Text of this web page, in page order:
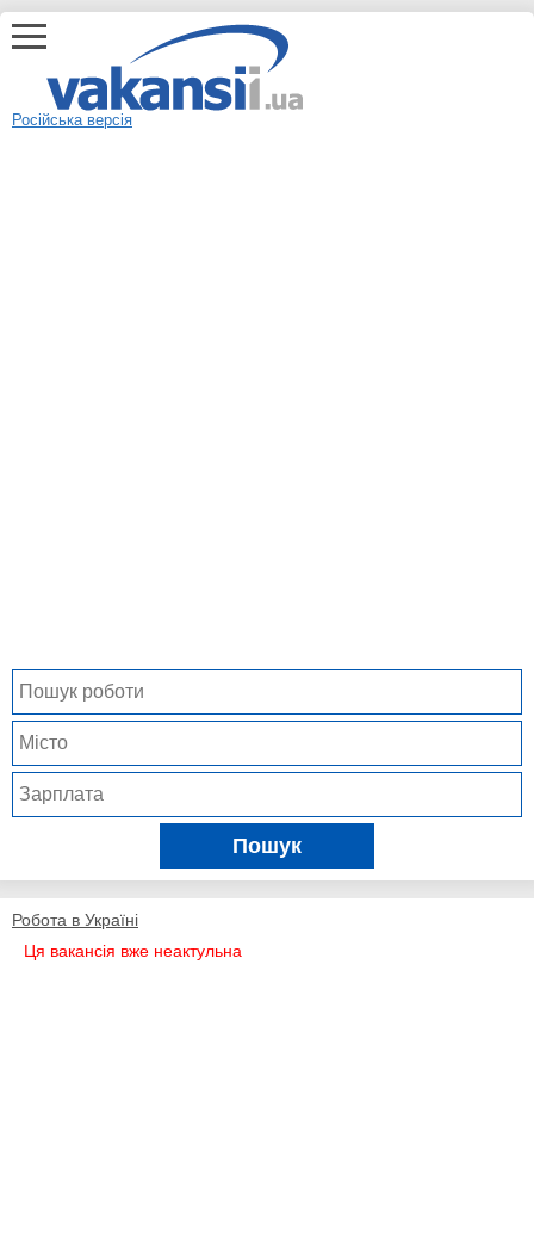
Російська версія
Пошук
Робота в Україні
Ця вакансія вже неактульна